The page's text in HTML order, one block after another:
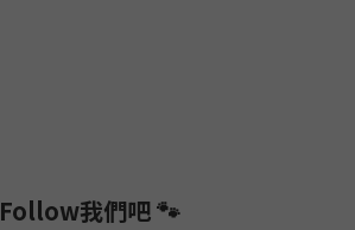
Follow我們吧 🐾